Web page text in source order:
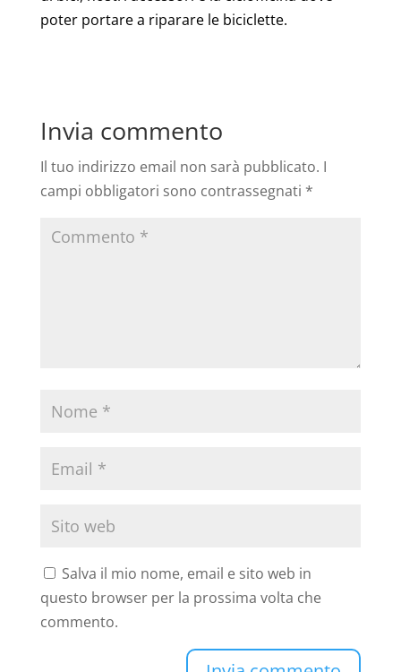
poter portare a riparare le biciclette.
Invia commento
Il tuo indirizzo email non sarà pubblicato. I
campi obbligatori sono contrassegnati *
Salva il mio nome, email e sito web in
questo browser per la prossima volta che
commento.